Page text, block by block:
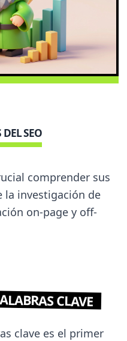
SEO
comprender sus
la investigación de
on-page y off-
CLAVE
clave es el primer